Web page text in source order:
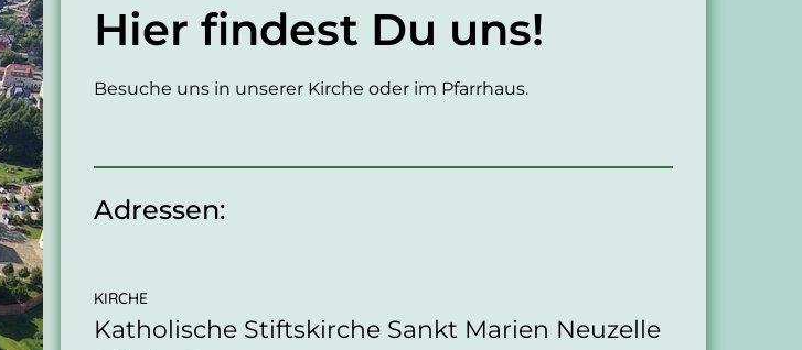
Hier findest Du uns!
Besuche uns in unserer Kirche oder im Pfarrhaus.
Adressen:
KIRCHE
Katholische Stiftskirche Sankt Marien Neuzelle